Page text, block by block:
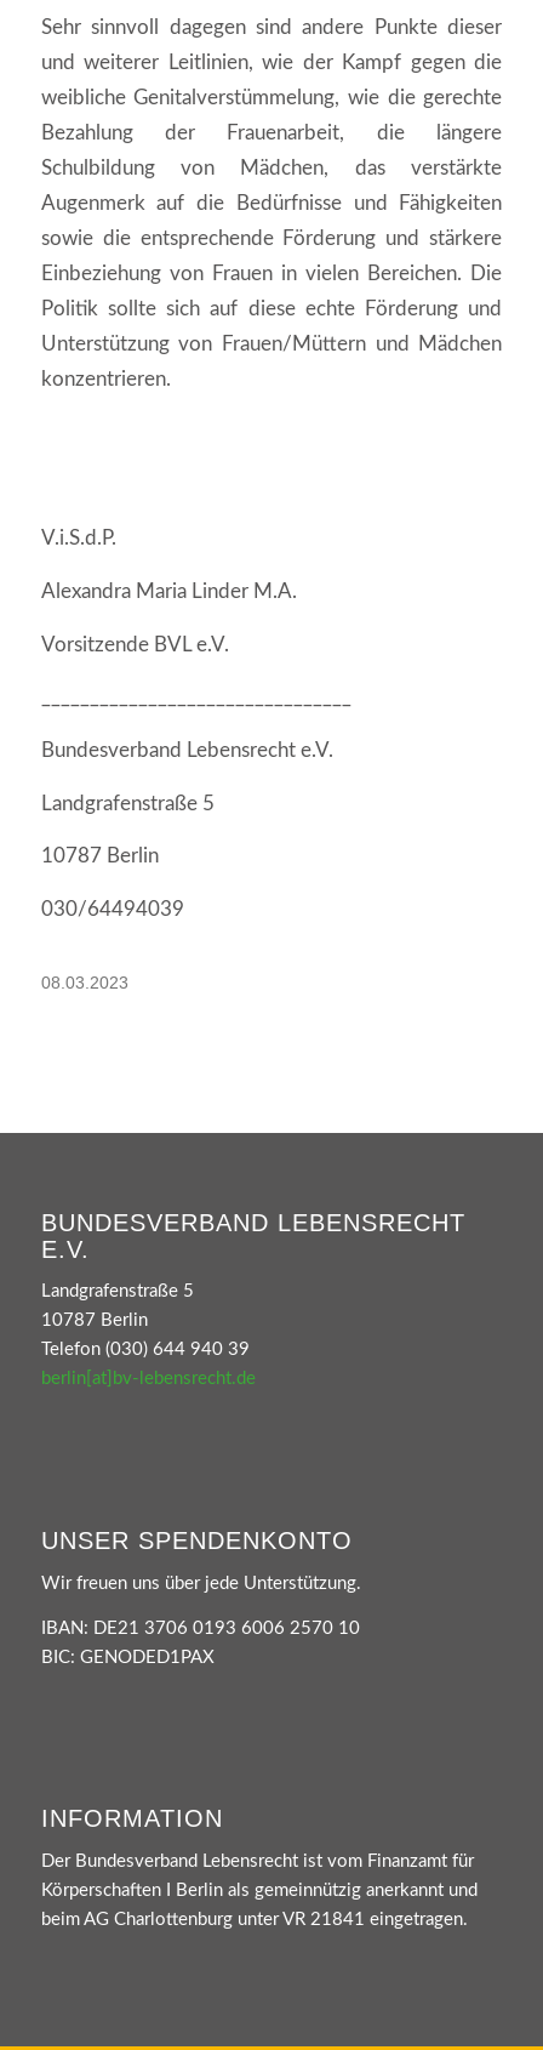
Sehr sinnvoll dagegen sind andere Punkte dieser
und weiterer Leitlinien, wie der Kampf gegen die
weibliche Genitalverstümmelung, wie die gerechte
Bezahlung der Frauenarbeit, die längere
Schulbildung von Mädchen, das verstärkte
Augenmerk auf die Bedürfnisse und Fähigkeiten
sowie die entsprechende Förderung und stärkere
Einbeziehung von Frauen in vielen Bereichen. Die
Politik sollte sich auf diese echte Förderung und
Unterstützung von Frauen/Müttern und Mädchen
konzentrieren.
V.i.S.d.P.
Alexandra Maria Linder M.A.
Vorsitzende BVL e.V.
Bundesverband Lebensrecht e.V.
Landgrafenstraße 5
10787 Berlin
030/64494039
08.03.2023
BUNDESVERBAND LEBENSRECHT
E.V.
Landgrafenstraße 5
10787 Berlin
Telefon (030) 644 940 39
berlin[at]bv-lebensrecht.de
UNSER SPENDENKONTO
Wir freuen uns über jede Unterstützung.
IBAN: DE21 3706 0193 6006 2570 10
BIC: GENODED1PAX
INFORMATION
Der Bundesverband Lebensrecht ist vom Finanzamt für
Körperschaften I Berlin als gemeinnützig anerkannt und
beim AG Charlottenburg unter VR 21841 eingetragen.